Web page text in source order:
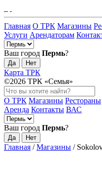
Главная О ТРК Магазины
Услуги Арендаторам
Ваш город Пермь?
Да Нет
Карта ТРК
©2026 ТРК «Семья»
О ТРК Магазины Рестораны
Аренда Контакты ВАС
Ваш город Пермь?
Да Нет
Главная /Магазины /